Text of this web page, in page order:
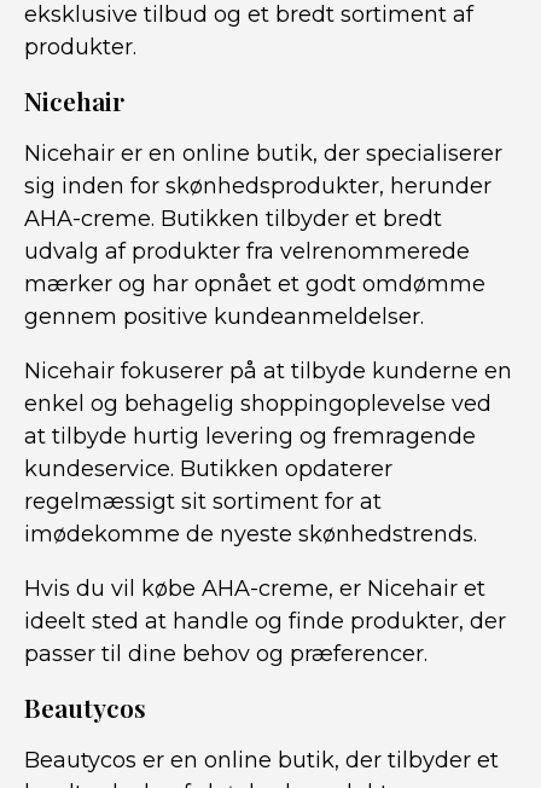
eksklusive tilbud og et bredt sortiment af
produkter.
Nicehair
Nicehair er en online butik, der specialiserer
sig inden for skønhedsprodukter, herunder
AHA-creme. Butikken tilbyder et bredt
udvalg af produkter fra velrenommerede
mærker og har opnået et godt omdømme
gennem positive kundeanmeldelser.
Nicehair fokuserer på at tilbyde kunderne en
enkel og behagelig shoppingoplevelse ved
at tilbyde hurtig levering og fremragende
kundeservice. Butikken opdaterer
regelmæssigt sit sortiment for at
imødekomme de nyeste skønhedstrends.
Hvis du vil købe AHA-creme, er Nicehair et
ideelt sted at handle og finde produkter, der
passer til dine behov og præferencer.
Beautycos
Beautycos er en online butik, der tilbyder et